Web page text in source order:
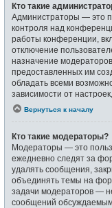
Кто такие
Администраторы — это
контроля над
работы конференции,
отключение
назначение
предоставленных им
обладать всеми
зависимости от
Вернуться к началу
Кто такие модераторы?
Модераторы — это
ежедневно следят за
удалять сообщения,
объединять темы на
задачи модераторов —
сообщений